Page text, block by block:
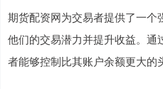
期货配资网为交易者提供了一个
他们的交易潜力并提升收益。通
者能够控制比其账户余额更大的